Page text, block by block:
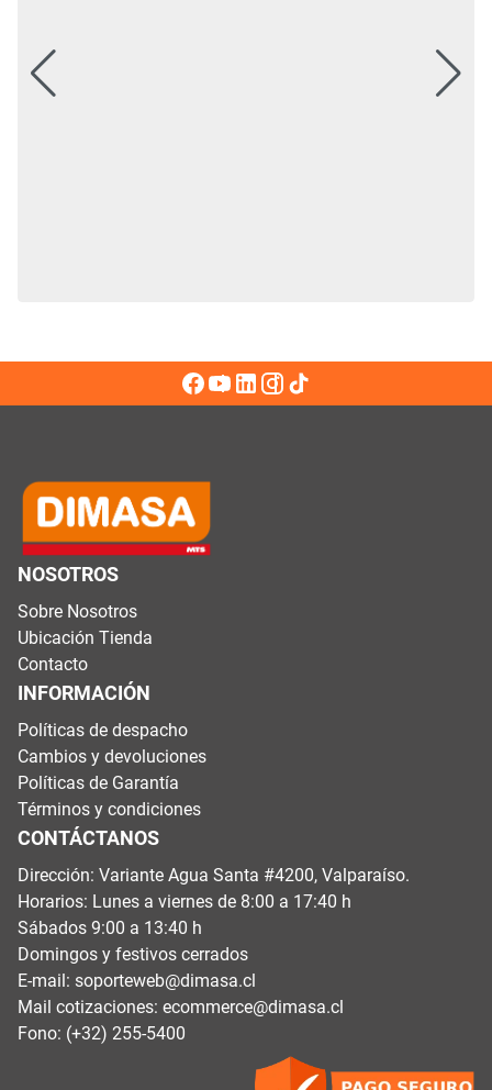
NOSOTROS
Sobre Nosotros
Ubicación Tienda
Contacto
INFORMACIÓN
Políticas de despacho
Cambios y devoluciones
Políticas de Garantía
Términos y condiciones
CONTÁCTANOS
Dirección: Variante Agua Santa #4200, Valparaíso.
Horarios: Lunes a viernes de 8:00 a 17:40 h
Sábados 9:00 a 13:40 h
Domingos y festivos cerrados
E-mail: soporteweb@dimasa.cl
Mail cotizaciones: ecommerce@dimasa.cl
Fono: (+32) 255-5400